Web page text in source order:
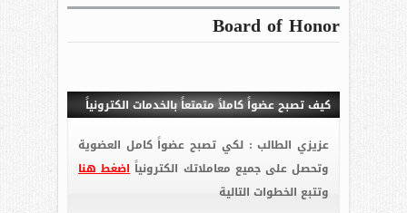
Board of Honor
كيف تصبح عضواً كاملاً متمتعاً بالخدمات الكترونياً
عزيزي الطالب : لكي تصبح عضواً كامل العضوية
وتحصل على جميع معاملاتك الكترونياًاضغط هنا
وتتبع الخطوات التالية